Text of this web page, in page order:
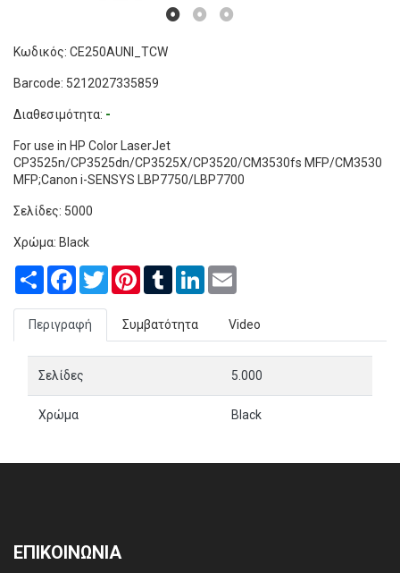
Κωδικός: CE250AUNI_TCW
Barcode: 5212027335859
Διαθεσιμότητα: -
For use in HP Color LaserJet
CP3525n/CP3525dn/CP3525X/CP3520/CM3530fs MFP/CM3530
MFP;Canon i-SENSYS LBP7750/LBP7700
Σελίδες: 5000
Χρώμα: Black
Share Facebook
TwitterPinterestTumblrLinkedIn
Περιγραφή Συμβατότητα Video
Σελίδες 5.000
Χρώμα Black
ΕΠΙΚΟΙΝΩΝΙΑ